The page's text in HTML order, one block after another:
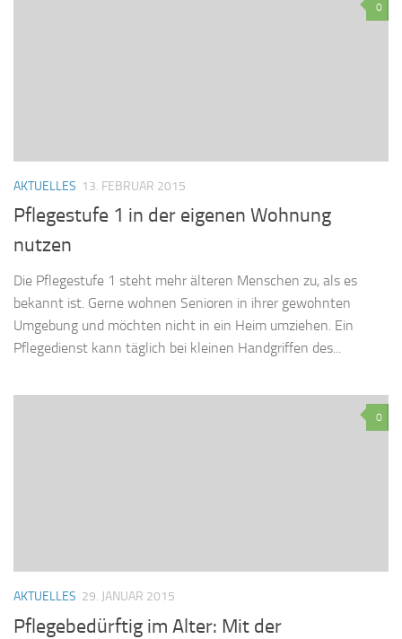
0
AKTUELLES 13. FEBRUAR 2015
Pflegestufe 1 in der eigenen Wohnung
nutzen
Die Pflegestufe 1 steht mehr älteren Menschen zu, als es
bekannt ist. Gerne wohnen Senioren in ihrer gewohnten
Umgebung und möchten nicht in ein Heim umziehen. Ein
Pflegedienst kann täglich bei kleinen Handgriffen des...
0
AKTUELLES 29. JANUAR 2015
Pflegebedürftig im Alter: Mit der